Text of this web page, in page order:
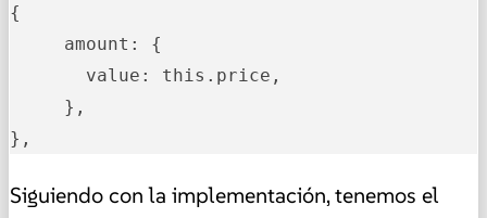
{
amount: {
value: this.price,
},
},
Siguiendo con la implementación, tenemos el